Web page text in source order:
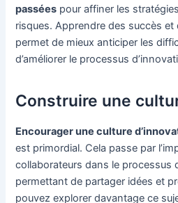
passées pour affiner les
risques. Apprendre des succès et
permet de mieux anticiper les
d’améliorer le processus
Construire une
Encourager une culture
est primordial. Cela passe par
collaborateurs dans le processus
permettant de partager idées et
pouvez explorer davantage ce